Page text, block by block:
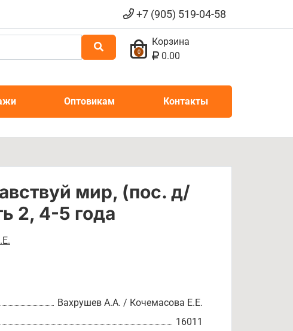
+7 (905) 519-04-58
0
Корзина
0.00
Оптовикам Контакты
мир, (пос. д/
2, 4-5 года
Вахрушев А.А. / Кочемасова Е.Е.
16011